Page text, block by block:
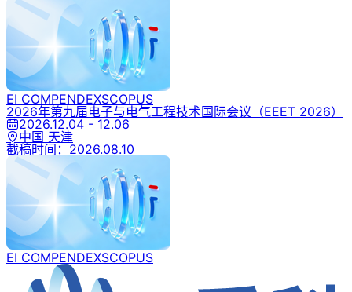
EI COMPENDEXSCOPUS
2026年第九届电子与电气工程技术国际会议 （EEET 2026）
2026.12.04 - 12.06
中国 天津
截稿时间： 2026.08.10
EI COMPENDEXSCOPUS